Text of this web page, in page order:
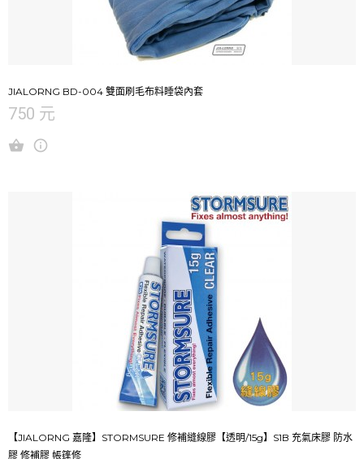
JIALORNG BD-004 雙面刷毛布料睡袋內套
750 元
【JIALORNG 嘉隆】STORMSURE 修補縫線膠【透明/15g】S1B 充氣床膠 防水
膠 修補膠 帳篷修